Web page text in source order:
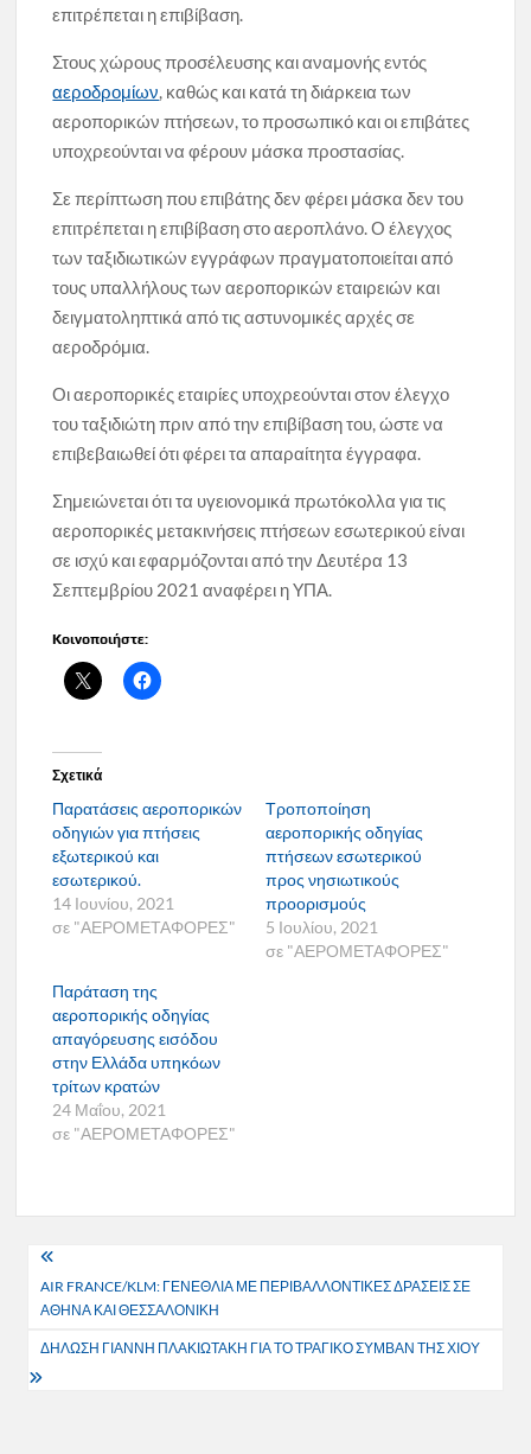
επιτρέπεται η επιβίβαση.
Στους χώρους προσέλευσης και αναμονής εντός
αεροδρομίων, καθώς και κατά τη διάρκεια των
αεροπορικών πτήσεων, το προσωπικό και οι επιβάτες
υποχρεούνται να φέρουν μάσκα προστασίας.
Σε περίπτωση που επιβάτης δεν φέρει μάσκα δεν του
επιτρέπεται η επιβίβαση στο αεροπλάνο. Ο έλεγχος
των ταξιδιωτικών εγγράφων πραγματοποιείται από
τους υπαλλήλους των αεροπορικών εταιρειών και
δειγματοληπτικά από τις αστυνομικές αρχές σε
αεροδρόμια.
Οι αεροπορικές εταιρίες υποχρεούνται στον έλεγχο
του ταξιδιώτη πριν από την επιβίβαση του, ώστε να
επιβεβαιωθεί ότι φέρει τα απαραίτητα έγγραφα.
Σημειώνεται ότι τα υγειονομικά πρωτόκολλα για τις
αεροπορικές μετακινήσεις πτήσεων εσωτερικού είναι
σε ισχύ και εφαρμόζονται από την Δευτέρα 13
Σεπτεμβρίου 2021 αναφέρει η YΠΑ.
Κοινοποιήστε:
Σχετικά
Παρατάσεις αεροπορικών
οδηγιών για πτήσεις
εξωτερικού και
εσωτερικού.
14 Ιουνίου, 2021
σε "ΑΕΡΟΜΕΤΑΦΟΡΕΣ"
Τροποποίηση
αεροπορικής οδηγίας
πτήσεων εσωτερικού
προς νησιωτικούς
προορισμούς
5 Ιουλίου, 2021
σε "ΑΕΡΟΜΕΤΑΦΟΡΕΣ"
Παράταση της
αεροπορικής οδηγίας
απαγόρευσης εισόδου
στην Ελλάδα υπηκόων
τρίτων κρατών
24 Μαΐου, 2021
σε "ΑΕΡΟΜΕΤΑΦΟΡΕΣ"
Πλοήγηση
άρθρων
AIR FRANCE/KLM: ΓΕΝΕΘΛΙΑ ΜΕ ΠΕΡΙΒΑΛΛΟΝΤΙΚΕΣ ΔΡΑΣΕΙΣ ΣΕ
ΑΘΗΝΑ ΚΑΙ ΘΕΣΣΑΛΟΝΙΚΗ
ΔΗΛΩΣΗ ΓΙΑΝΝΗ ΠΛΑΚΙΩΤΑΚΗ ΓΙΑ ΤΟ ΤΡΑΓΙΚΟ ΣΥΜΒΑΝ ΤΗΣ ΧΙΟΥ